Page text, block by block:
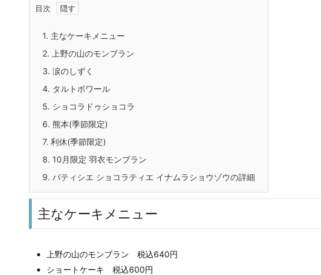
目次
1. 主なケーキメニュー
2. 上野の山のモンブラン
3. 涙のしずく
4. タルトポワール
5. ショコラドゥショコラ
6. 熊本(季節限定)
7. 利休(季節限定)
8. 10月限定 羽衣モンブラン
9. パティシエ ショコラティエ イナムラショウゾウの詳細
主なケーキメニュー
上野の山のモンブラン 税込640円
ショートケーキ 税込600円